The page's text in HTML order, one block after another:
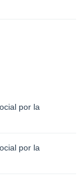
por la
por la